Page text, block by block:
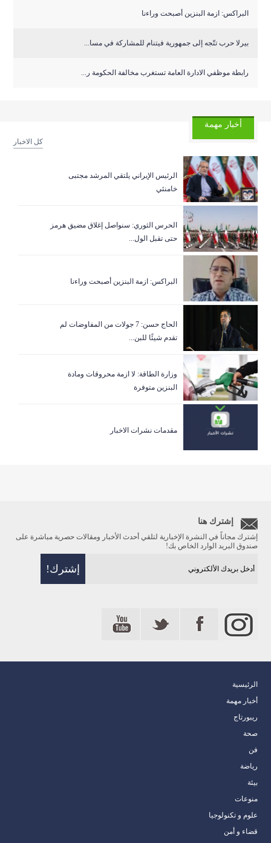
البراكس: ازمة البنزين أصبحت وراءنا
بيرلا حرب تتّجه إلى جمهورية فيتنام للمشاركة في مسا...
رابطة موظفي الادارة العامة تستغرب مخالفة الحكومة ر...
أخبار مهمة
كل الاخبار
الرئيس الإيراني يلتقي المرشد مجتبى
خامنئي
الحرس الثوري: سنواصل إغلاق مضيق هرمز
حتى تقبل الول...
البراكس: ازمة البنزين أصبحت وراءنا
الحاج حسن: 7 جولات من المفاوضات لم
تقدم شيئًا للبن...
وزارة الطاقة: لا ازمة محروقات ومادة
البنزين متوفرة
مقدمات نشرات الاخبار
إشترك هنا
إشترك مجاناً في النشرة الإخبارية لتلقي أحدث الأخبار ومقالات حصرية مباشرة على
صندوق البريد الوارد الخاص بك!
الرئيسية
أخبار مهمة
ريبورتاج
صحة
فن
رياضة
بيئة
منوعات
علوم و تكنولوجيا
قضاء و أمن